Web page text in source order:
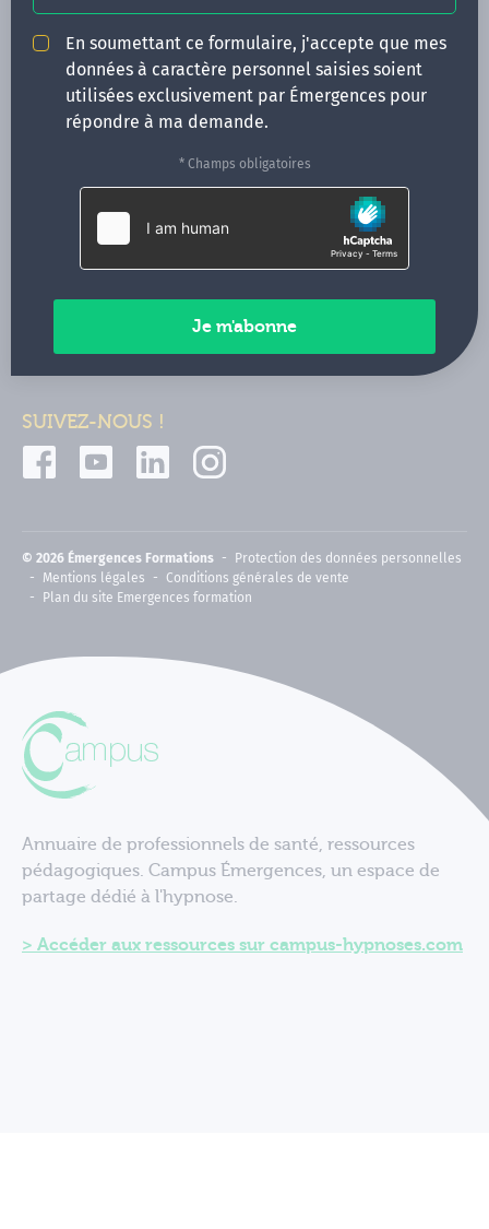
En soumettant ce formulaire, j'accepte que mes
données à caractère personnel saisies soient
utilisées exclusivement par Émergences pour
répondre à ma demande.
* Champs obligatoires
ACTUALITÉS
INFOS PRATIQUES
Qui sommes-nous ?
35000 Rennes
02 99 05 25 47
Contactez-nous
SUIVEZ-NOUS !
© 2026 Émergences Formations
Protection des données personnelles
Mentions légales
Conditions générales de vente
Plan du site Emergences formation
Annuaire de professionnels de santé, ressources
pédagogiques. Campus Émergences, un espace de
partage dédié à l'hypnose.
Accéder aux ressources sur campus-hypnoses.com